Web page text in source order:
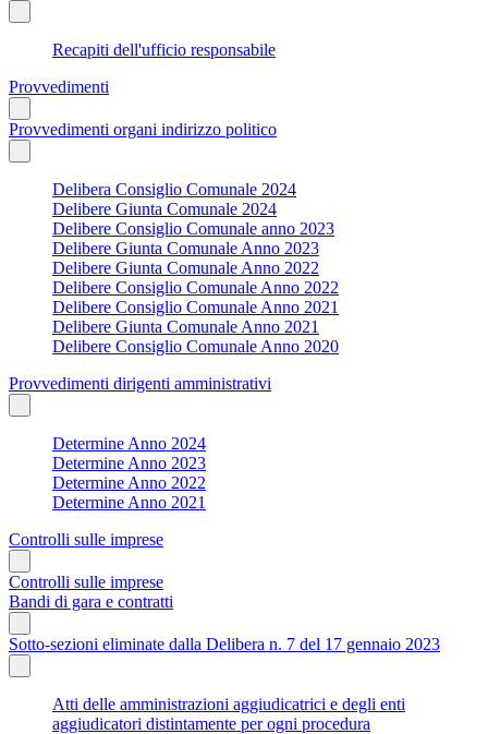
Recapiti dell'ufficio responsabile
Provvedimenti
Provvedimenti organi indirizzo politico
Delibera Consiglio Comunale 2024
Delibere Giunta Comunale 2024
Delibere Consiglio Comunale anno 2023
Delibere Giunta Comunale Anno 2023
Delibere Giunta Comunale Anno 2022
Delibere Consiglio Comunale Anno 2022
Delibere Consiglio Comunale Anno 2021
Delibere Giunta Comunale Anno 2021
Delibere Consiglio Comunale Anno 2020
Provvedimenti dirigenti amministrativi
Determine Anno 2024
Determine Anno 2023
Determine Anno 2022
Determine Anno 2021
Controlli sulle imprese
Controlli sulle imprese
Bandi di gara e contratti
Sotto-sezioni eliminate dalla Delibera n. 7 del 17 gennaio 2023
Atti delle amministrazioni aggiudicatrici e degli enti
aggiudicatori distintamente per ogni procedura